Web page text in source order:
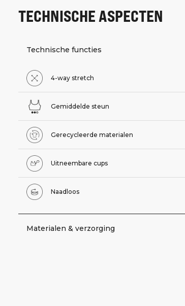
TECHNISCHE ASPECTEN
Technische functies
4-way stretch
Gemiddelde steun
Gerecycleerde materialen
Uitneembare cups
Naadloos
Materialen & verzorging